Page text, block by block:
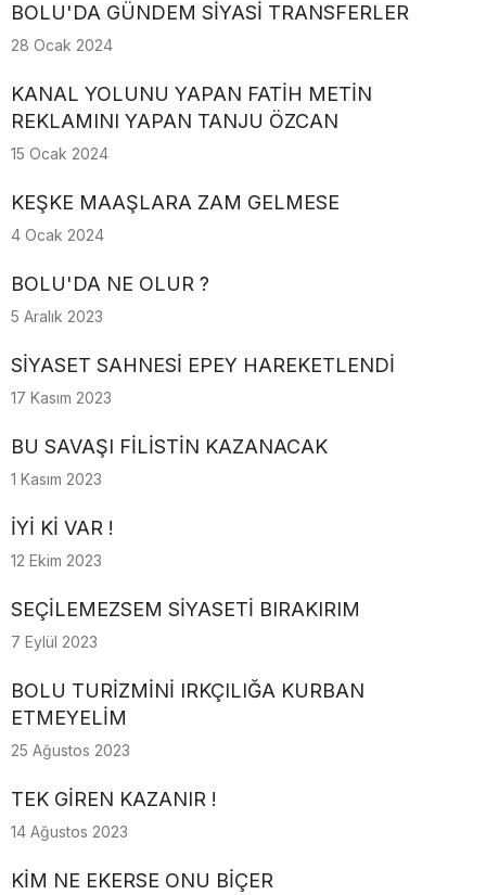
BOLU'DA GÜNDEM SİYASİ TRANSFERLER
28 Ocak 2024
KANAL YOLUNU YAPAN FATİH METİN
REKLAMINI YAPAN TANJU ÖZCAN
15 Ocak 2024
KEŞKE MAAŞLARA ZAM GELMESE
4 Ocak 2024
BOLU'DA NE OLUR ?
5 Aralık 2023
SİYASET SAHNESİ EPEY HAREKETLENDİ
17 Kasım 2023
BU SAVAŞI FİLİSTİN KAZANACAK
1 Kasım 2023
İYİ Kİ VAR !
12 Ekim 2023
SEÇİLEMEZSEM SİYASETİ BIRAKIRIM
7 Eylül 2023
BOLU TURİZMİNİ IRKÇILIĞA KURBAN
ETMEYELİM
25 Ağustos 2023
TEK GİREN KAZANIR !
14 Ağustos 2023
KİM NE EKERSE ONU BİÇER